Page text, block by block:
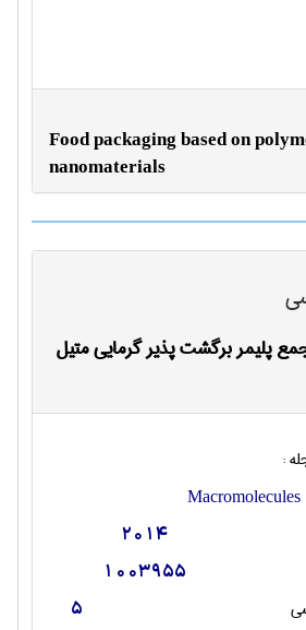
Food packaging based on
nanomaterials
پلیمر برگشت پذیر گرمایی متیل
:
Macromolecules
2014
1003955
5